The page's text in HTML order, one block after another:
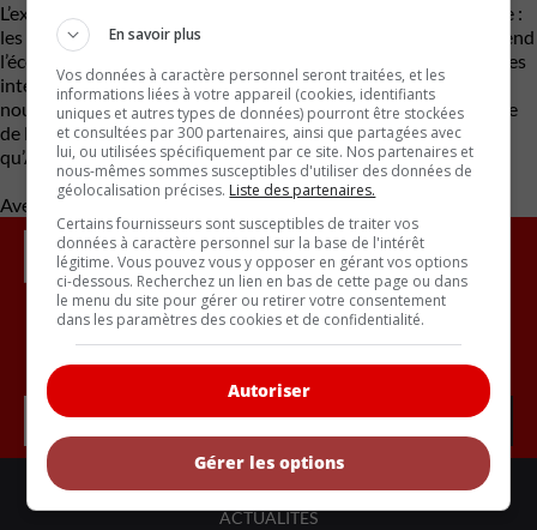
L’extraction du lithium à partir de la saumure pose un problème :
les niveaux de concentration peuvent être très faibles, ce qui rend
l’économie, déjà incertaine, moins favorable. L’une des personnes
interrogées a déclaré qu’Aramco travaillait à l’utilisation d’une
nouvelle technologie de filtration visant à résoudre le problème
de la concentration, tandis qu’une autre personne a déclaré
qu’Adnoc s’attaquait également à ce problème.
Avec des renseignements de Reuters
Inscrivez vous à l'infolettre.
LIENS UTILES
ACTUALITÉS
En savoir plus
Vos données à caractère personnel seront traitées, et les
informations liées à votre appareil (cookies, identifiants
uniques et autres types de données) pourront être stockées
et consultées par 300 partenaires, ainsi que partagées avec
lui, ou utilisées spécifiquement par ce site. Nos partenaires et
nous-mêmes sommes susceptibles d'utiliser des données de
géolocalisation précises. Liste des partenaires.
Certains fournisseurs sont susceptibles de traiter vos
données à caractère personnel sur la base de l'intérêt
légitime. Vous pouvez vous y opposer en gérant vos options
ci-dessous. Recherchez un lien en bas de cette page ou dans
le menu du site pour gérer ou retirer votre consentement
dans les paramètres des cookies et de confidentialité.
Autoriser
Gérer les options